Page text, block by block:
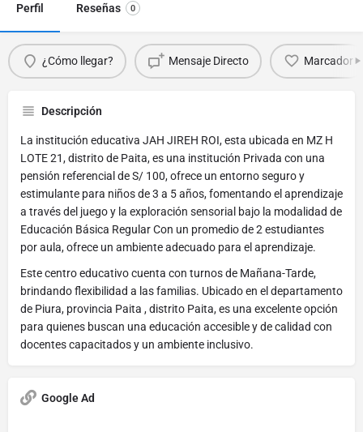
Perfil Reseñas 0
¿Cómo llegar? Mensaje Directo Marcador
Descripción
La institución educativa JAH JIREH ROI, esta ubicada en MZ H
LOTE 21, distrito de Paita, es una institución Privada con una
pensión referencial de S/ 100, ofrece un entorno seguro y
estimulante para niños de 3 a 5 años, fomentando el aprendizaje
a través del juego y la exploración sensorial bajo la modalidad de
Educación Básica Regular Con un promedio de 2 estudiantes
por aula, ofrece un ambiente adecuado para el aprendizaje.
Este centro educativo cuenta con turnos de Mañana-Tarde,
brindando flexibilidad a las familias. Ubicado en el departamento
de Piura, provincia Paita , distrito Paita, es una excelente opción
para quienes buscan una educación accesible y de calidad con
docentes capacitados y un ambiente inclusivo.
Google Ad